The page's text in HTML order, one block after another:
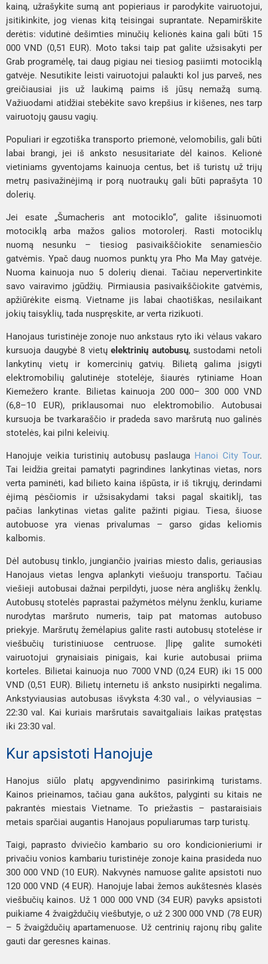
kainą, užrašykite sumą ant popieriaus ir parodykite vairuotojui,
įsitikinkite, jog vienas kitą teisingai suprantate. Nepamirškite
derėtis: vidutinė dešimties minučių kelionės kaina gali būti 15
000 VND (0,51 EUR). Moto taksi taip pat galite užsisakyti per
Grab programėlę, tai daug pigiau nei tiesiog pasiimti motociklą
gatvėje. Nesutikite leisti vairuotojui palaukti kol jus parveš, nes
greičiausiai jis už laukimą paims iš jūsų nemažą sumą.
Važiuodami atidžiai stebėkite savo krepšius ir kišenes, nes tarp
vairuotojų gausu vagių.
Populiari ir egzotiška transporto priemonė, velomobilis, gali būti
labai brangi, jei iš anksto nesusitariate dėl kainos. Kelionė
vietiniams gyventojams kainuoja centus, bet iš turistų už trijų
metrų pasivažinėjimą ir porą nuotraukų gali būti paprašyta 10
dolerių.
Jei esate „Šumacheris ant motociklo“, galite išsinuomoti
motociklą arba mažos galios motorolerį. Rasti motociklų
nuomą nesunku – tiesiog pasivaikščiokite senamiesčio
gatvėmis. Ypač daug nuomos punktų yra Pho Ma May gatvėje.
Nuoma kainuoja nuo 5 dolerių dienai. Tačiau nepervertinkite
savo vairavimo įgūdžių. Pirmiausia pasivaikščiokite gatvėmis,
apžiūrėkite eismą. Vietname jis labai chaotiškas, nesilaikant
jokių taisyklių, tada nuspręskite, ar verta rizikuoti.
Hanojaus turistinėje zonoje nuo ankstaus ryto iki vėlaus vakaro
kursuoja daugybė 8 vietųelektrinių autobusų, sustodami netoli
lankytinų vietų ir komercinių gatvių. Bilietą galima įsigyti
elektromobilių galutinėje stotelėje, šiaurės rytiniame Hoan
Kiemežero krante. Bilietas kainuoja 200 000– 300 000 VND
(6,8–10 EUR), priklausomai nuo elektromobilio. Autobusai
kursuoja be tvarkaraščio ir pradeda savo maršrutą nuo galinės
stotelės, kai pilni keleivių.
Hanojuje veikia turistinių autobusų paslauga Hanoi City Tour.
Tai leidžia greitai pamatyti pagrindines lankytinas vietas, nors
verta paminėti, kad bilieto kaina išpūsta, ir iš tikrųjų, derindami
ėjimą pėsčiomis ir užsisakydami taksi pagal skaitiklį, tas
pačias lankytinas vietas galite pažinti pigiau. Tiesa, šiuose
autobuose yra vienas privalumas – garso gidas keliomis
kalbomis.
Dėl autobusų tinklo, jungiančio įvairias miesto dalis, geriausias
Hanojaus vietas lengva aplankyti viešuoju transportu. Tačiau
viešieji autobusai dažnai perpildyti, juose nėra angliškų ženklų.
Autobusų stotelės paprastai pažymėtos mėlynu ženklu, kuriame
nurodytas maršruto numeris, taip pat matomas autobuso
priekyje. Maršrutų žemėlapius galite rasti autobusų stotelėse ir
viešbučių turistiniuose centruose. Įlipę galite sumokėti
vairuotojui grynaisiais pinigais, kai kurie autobusai priima
korteles. Bilietai kainuoja nuo 7000 VND (0,24 EUR) iki 15 000
VND (0,51 EUR). Bilietų internetu iš anksto nusipirkti negalima.
Ankstyviausias autobusas išvyksta 4:30 val., o vėlyviausias –
22:30 val. Kai kuriais maršrutais savaitgaliais laikas pratęstas
iki 23:30 val.
Kur apsistoti Hanojuje
Hanojus siūlo platų apgyvendinimo pasirinkimą turistams.
Kainos prieinamos, tačiau gana aukštos, palyginti su kitais ne
pakrantės miestais Vietname. To priežastis – pastaraisiais
metais sparčiai augantis Hanojaus populiarumas tarp turistų.
Taigi, paprasto dviviečio kambario su oro kondicionieriumi ir
privačiu vonios kambariu turistinėje zonoje kaina prasideda nuo
300 000 VND (10 EUR). Nakvynės namuose galite apsistoti nuo
120 000 VND (4 EUR). Hanojuje labai žemos aukštesnės klasės
viešbučių kainos. Už 1 000 000 VND (34 EUR) pavyks apsistoti
puikiame 4 žvaigždučių viešbutyje, o už 2 300 000 VND (78 EUR)
– 5 žvaigždučių apartamenuose. Už centrinių rajonų ribų galite
gauti dar geresnes kainas.